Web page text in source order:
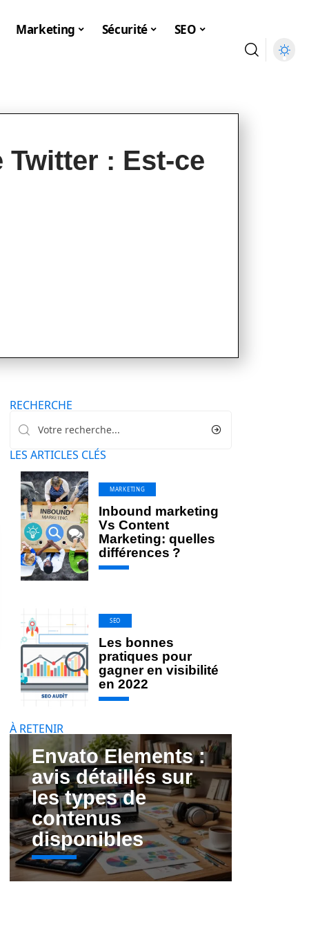
Marketing Sécurité SEO
Twitter : Est-ce
RECHERCHE
LES ARTICLES CLÉS
MARKETING
Inbound marketing
Vs Content
Marketing: quelles
différences ?
SEO
Les bonnes
pratiques pour
gagner en visibilité
en 2022
À RETENIR
Envato Elements :
avis détaillés sur
les types de
contenus
disponibles